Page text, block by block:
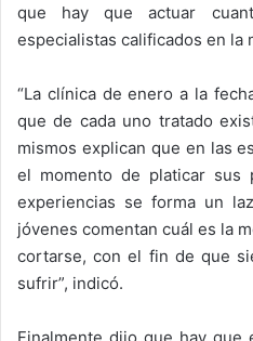
que hay que actuar
especialistas calificados en la
“La clínica de enero a la
que de cada uno tratado
mismos explican que en las
el momento de platicar sus
experiencias se forma un
jóvenes comentan cuál es la
cortarse, con el fin de que
sufrir”, indicó.
Finalmente dijo que hay que